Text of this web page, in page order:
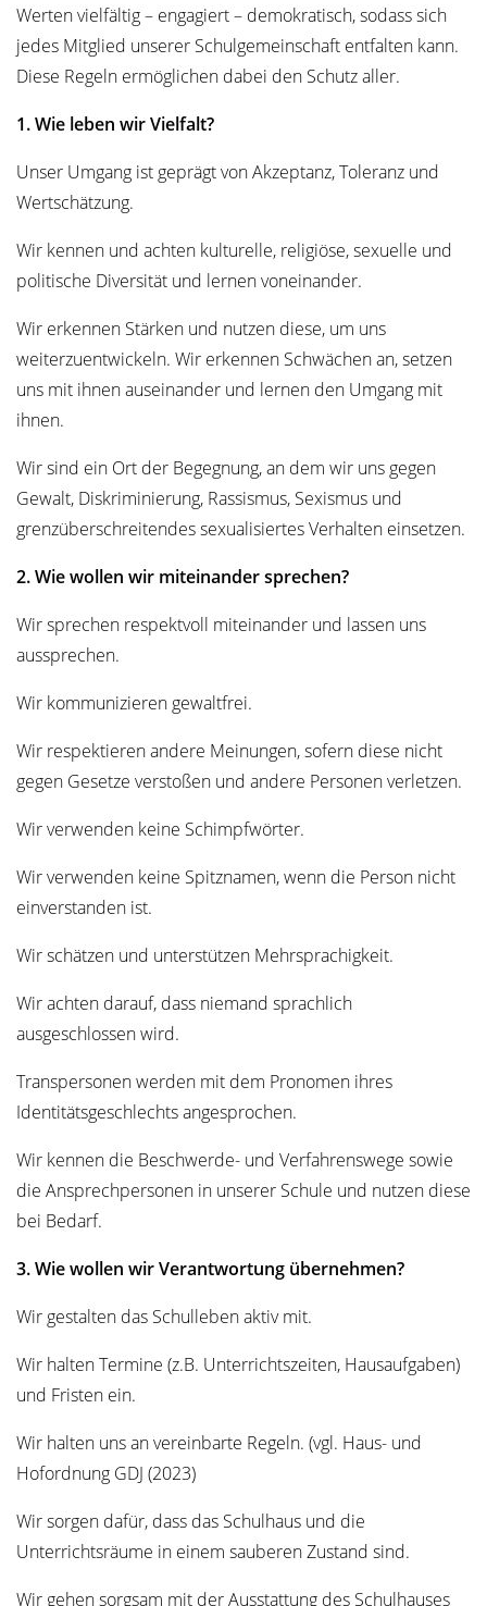
Werten vielfältig – engagiert – demokratisch, sodass sich
jedes Mitglied unserer Schulgemeinschaft entfalten kann.
Diese Regeln ermöglichen dabei den Schutz aller.
1. Wie leben wir Vielfalt?
Unser Umgang ist geprägt von Akzeptanz, Toleranz und
Wertschätzung.
Wir kennen und achten kulturelle, religiöse, sexuelle und
politische Diversität und lernen voneinander.
Wir erkennen Stärken und nutzen diese, um uns
weiterzuentwickeln. Wir erkennen Schwächen an, setzen
uns mit ihnen auseinander und lernen den Umgang mit
ihnen.
Wir sind ein Ort der Begegnung, an dem wir uns gegen
Gewalt, Diskriminierung, Rassismus, Sexismus und
grenzüberschreitendes sexualisiertes Verhalten einsetzen.
2. Wie wollen wir miteinander sprechen?
Wir sprechen respektvoll miteinander und lassen uns
aussprechen.
Wir kommunizieren gewaltfrei.
Wir respektieren andere Meinungen, sofern diese nicht
gegen Gesetze verstoßen und andere Personen verletzen.
Wir verwenden keine Schimpfwörter.
Wir verwenden keine Spitznamen, wenn die Person nicht
einverstanden ist.
Wir schätzen und unterstützen Mehrsprachigkeit.
Wir achten darauf, dass niemand sprachlich
ausgeschlossen wird.
Transpersonen werden mit dem Pronomen ihres
Identitätsgeschlechts angesprochen.
Wir kennen die Beschwerde- und Verfahrenswege sowie
die Ansprechpersonen in unserer Schule und nutzen diese
bei Bedarf.
3. Wie wollen wir Verantwortung übernehmen?
Wir gestalten das Schulleben aktiv mit.
Wir halten Termine (z.B. Unterrichtszeiten, Hausaufgaben)
und Fristen ein.
Wir halten uns an vereinbarte Regeln. (vgl. Haus- und
Hofordnung GDJ (2023)
Wir sorgen dafür, dass das Schulhaus und die
Unterrichtsräume in einem sauberen Zustand sind.
Wir gehen sorgsam mit der Ausstattung des Schulhauses